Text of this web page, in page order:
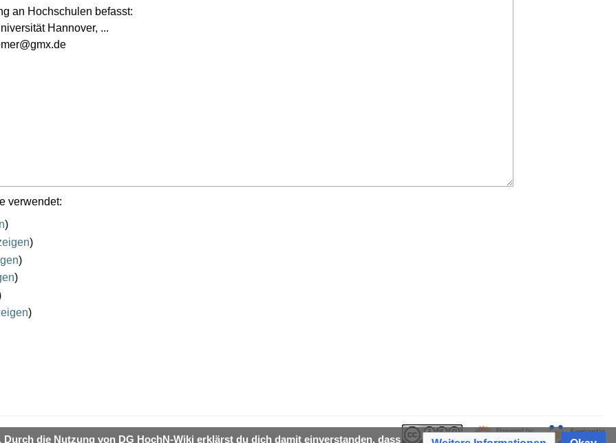
verwendet:
)
)
)
)
)
die Nutzung von DG HochN-Wiki erklärst du dich damit einverstanden, dass